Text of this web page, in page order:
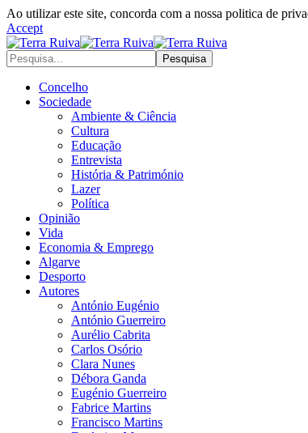
Ao utilizar este site, concorda com a nossa politica de
Accept
Concelho
Sociedade
Ambiente & Ciência
Cultura
Educação
Entrevista
História & Património
Lazer
Política
Opinião
Vida
Economia & Emprego
Algarve
Desporto
Autores
António Eugénio
António Guerreiro
Aurélio Cabrita
Carlos Osório
Clara Nunes
Débora Ganda
Eugénio Guerreiro
Fabrice Martins
Francisco Martins